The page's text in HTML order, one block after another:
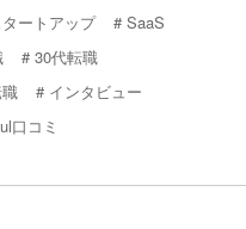
ートアップ
SaaS
30代転職
インタビュー
口コミ